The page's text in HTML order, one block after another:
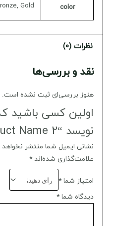
color
Gold
نظرات (0)
نقد و بررسی‌ها
هنوز بررسی‌ای ثبت نشده است.
اولین کسی باشید
نویسد “Product Name 2”
نشانی ایمیل شما منتشر
علامت‌گذاری شده‌اند *
امتیاز شما *
دیدگاه شما *